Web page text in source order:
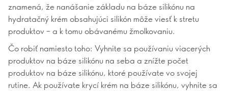
znamená, že nanášanie základu na báze silikónu na
hydratačný krém obsahujúci silikón môže viesť k stretu
produktov – a k tomu obávanému žmolkovaniu.
Čo robiť namiesto toho: Vyhnite sa používaniu viacerých
produktov na báze silikónu na seba a znížte počet
produktov na báze silikónu, ktoré používate vo svojej
rutine. Ak používate krycí krém na báze silikónu, vyhnite sa